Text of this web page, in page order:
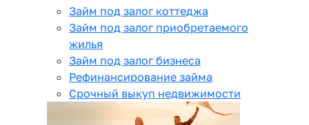
Займ под залог коттеджа
Займ под залог приобретаемого
жилья
Займ под залог бизнеса
Рефинансирование займа
Срочный выкуп недвижимости